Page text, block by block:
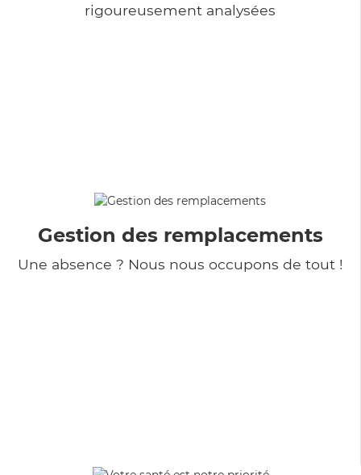
rigoureusement analysées
Gestion des remplacements
Une absence ? Nous nous occupons de tout !